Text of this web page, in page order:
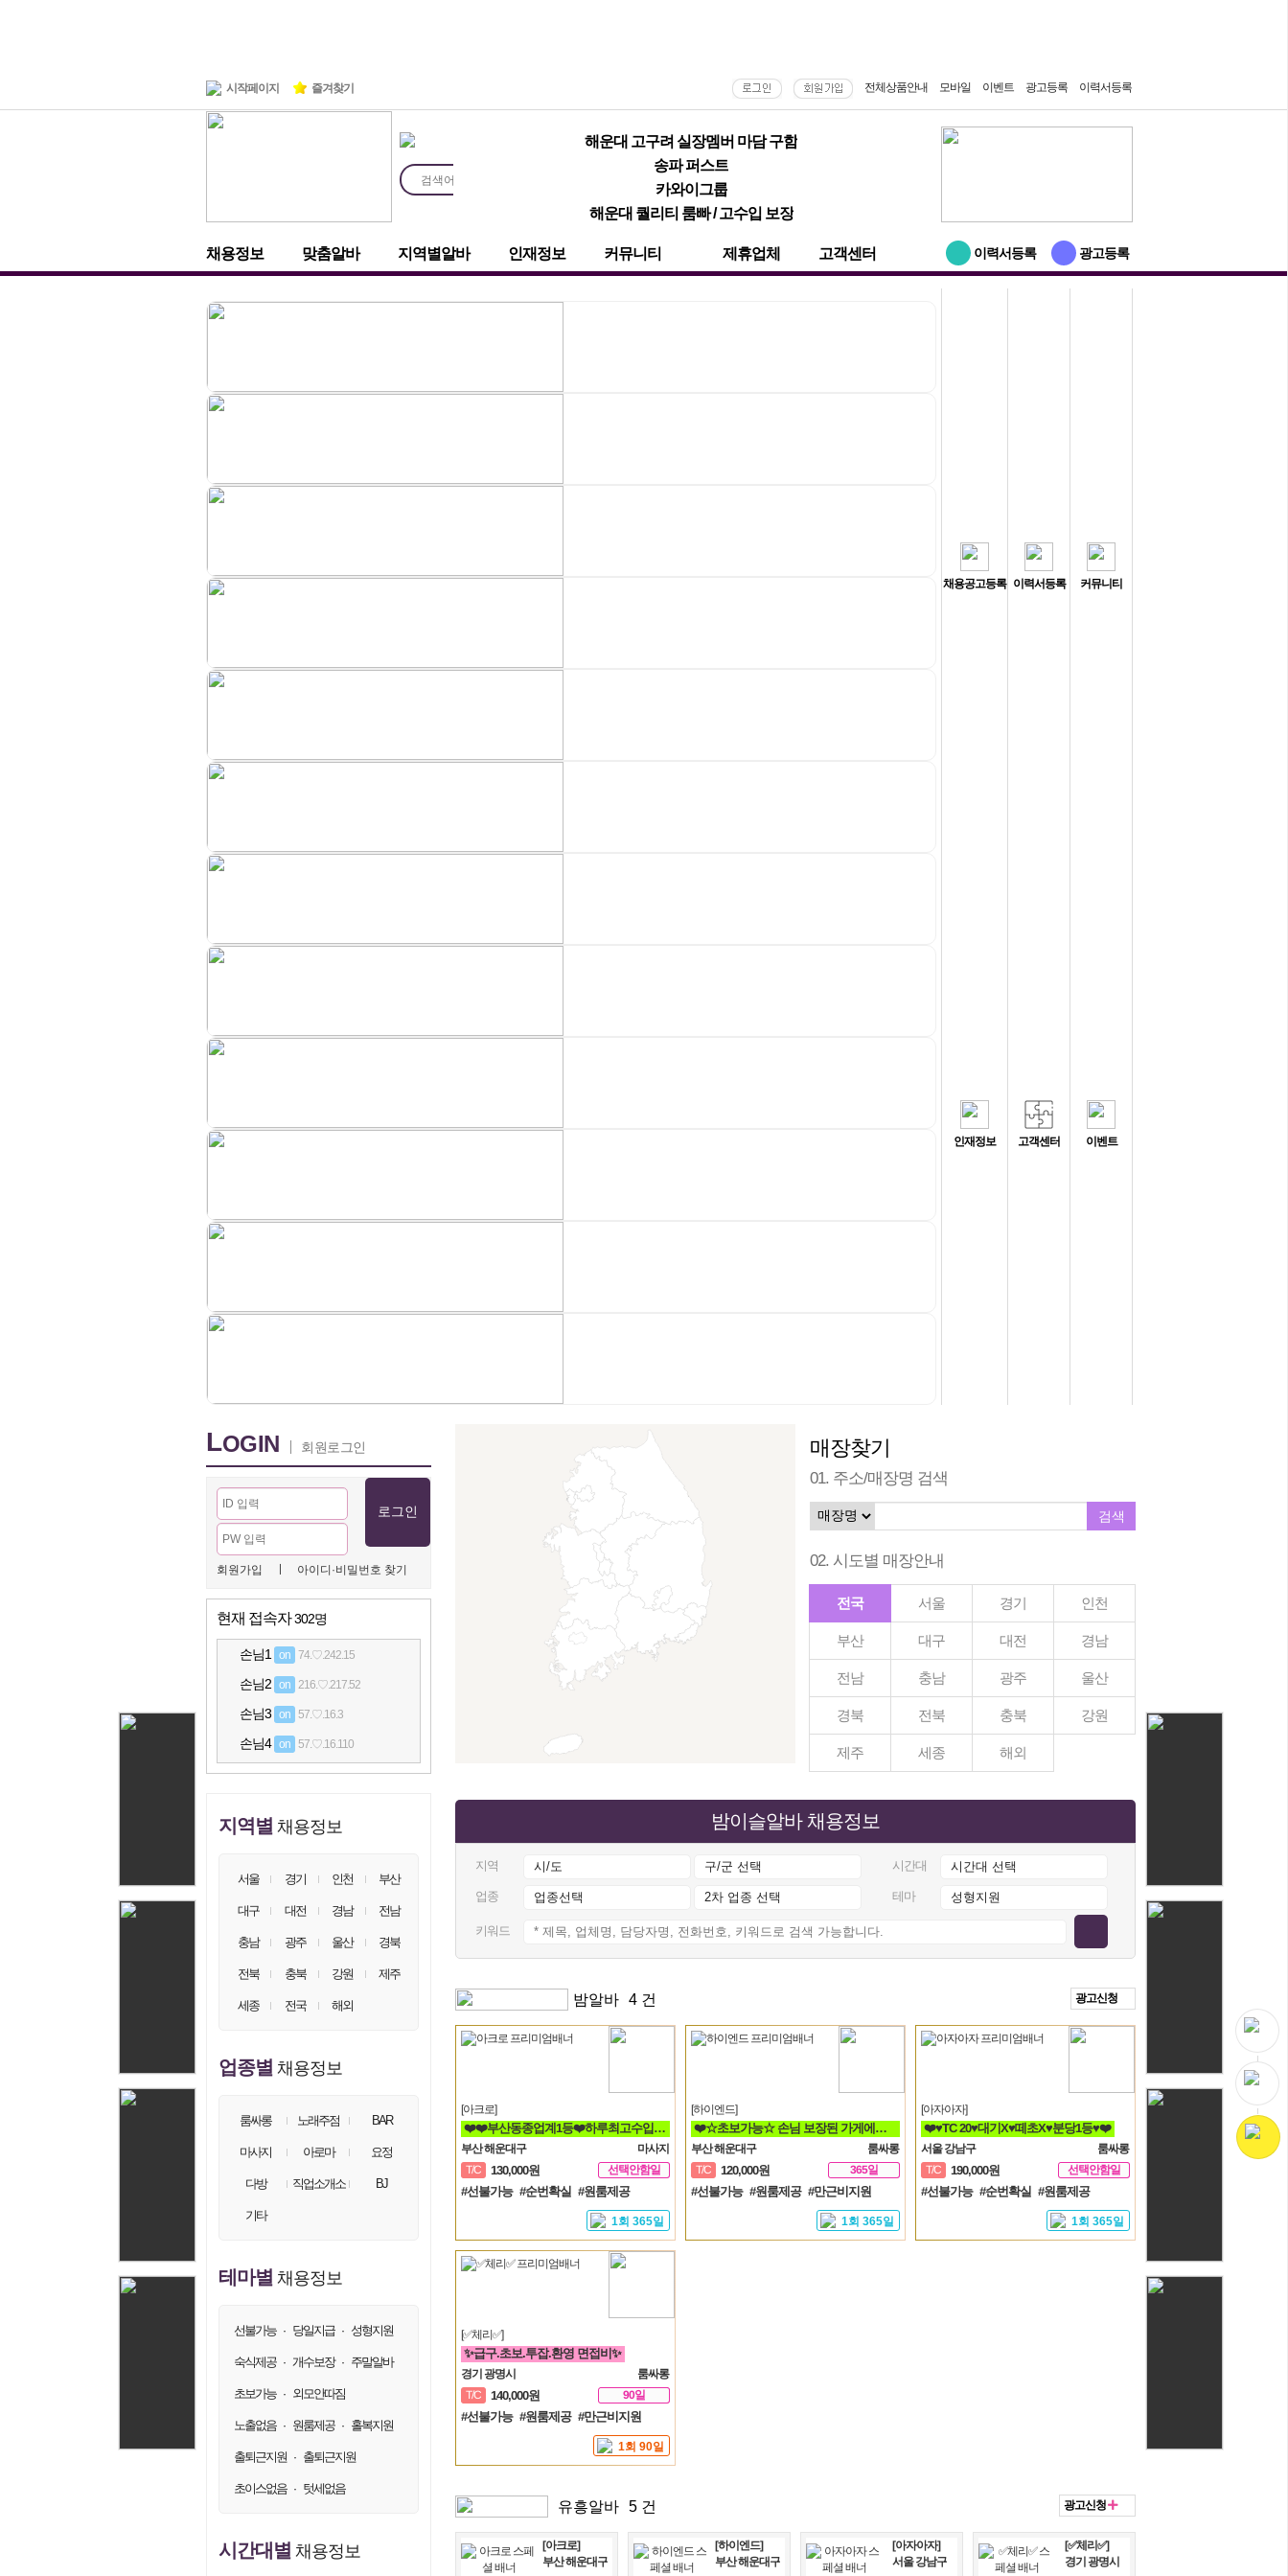
시작페이지 즐겨찾기 전체상품안내 모바일 이벤트 광고등록 이력서등록
해운대 고구려 실장멤버 마담 구함
송파 퍼스트
카와이그룹
해운대 퀄리티 룸빠 / 고수입 보장
강남 텐프로 성형 당일지급 셔츠룸
채용정보 맞춤알바 지역별알바 인재정보 커뮤니티 제휴업체 고객센터 이력서등록 광고등록
채용공고등록 이력서등록 커뮤니티
인재정보 고객센터 이벤트
LOGIN 회원로그인
회원가입 아이디·비밀번호 찾기
현재 접속자302명
손님1 on 74.♡.242.15
손님2 on 216.♡.217.52
손님3 on 57.♡.16.3
손님4 on 57.♡.16.110
손님5 on 57.♡.16.99
손님7 on 57.♡.16.121
손님10
손님11 on 57.♡.16.124
손님12 on 83.♡.206.211
손님13 on 57.♡.16.8
손님15 on 57.♡.16.91
손님17 57.♡.16.120
손님18 on 57.♡.16.51
손님19 on 57.♡.16.22
손님20
손님22 on 57.♡.16.38
손님24 on 57.♡.16.15
손님25 on 57.♡.16.48
손님26 on 83.♡.206.217
손님27 on 57.♡.16.53
손님28 on 57.♡.16.36
손님29 on 57.♡.16.123
손님31 on 57.♡.16.57
지역별 채용정보
서울 경기 인천 부산
대구 대전 경남 전남
충남 광주 울산 경북
전북 충북 강원 제주
세종 전국 해외
업종별 채용정보
룸싸롱 노래주점 BAR
마사지 아로마 요정
다방 직업소개소 BJ
기타
테마별 채용정보
선불가능 · 당일지급 · 성형지원
숙식제공 · 개수보장 · 주말알바
초보가능 · 외모안따짐
노출없음 · 원룸제공 · 홀복지원
출퇴근지원 · 출퇴근지원
초이스없음 · 텃세없음
시간대별 채용정보
매장찾기
01. 주소/매장명 검색
02. 시도별 매장안내
전국 서울 경기 인천
부산 대구 대전 경남
전남 충남 광주 울산
경북 전북 충북 강원
제주 세종 해외
밤이슬알바 채용정보
지역 시간대
업종 테마
키워드
밤알바 4 건 광고신청
[아크로]
❤️❤️부산동종업계1등❤️하루최고수입보장❤️❤️
부산 해운대구
마사지
T/C
130,000원 선택안함일
#선불가능 #순번확실 #원룸제공
1회 365일
[하이엔드]
❤️☆초보가능☆ 손님 보장된 가게에서 돈 버시는데만 집중하세요!!❤️
부산 해운대구
룸싸롱
T/C
120,000원 365일
#선불가능 #원룸제공 #만근비지원
1회 365일
[아자아자]
❤️♥TC 20♥대기X♥떼초X♥분당1등♥❤️
서울 강남구
룸싸롱
T/C
190,000원 선택안함일
#선불가능 #순번확실 #원룸제공
1회 365일
[✅체리✅]
✨급구.초보.투잡.환영 면접비✨
경기 광명시
룸싸롱
T/C
140,000원 90일
#선불가능 #원룸제공 #만근비지원
1회 90일
유흥알바 5 건 광고신청
[아크로]
부산 해운대구
[하이엔드]
부산 해운대구
[아자아자]
서울 강남구
[✅체리✅]
경기 광명시